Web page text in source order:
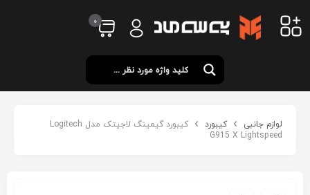
0
لوازم جانبی کیبورد
کیبورد گیمینگ لاجیتک مدل Logitech
G915 X Lightspeed